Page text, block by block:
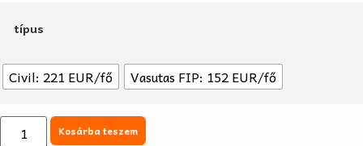
típus
Civil: 221 EUR/fő Vasutas FIP: 152 EUR/fő
Kosárba teszem